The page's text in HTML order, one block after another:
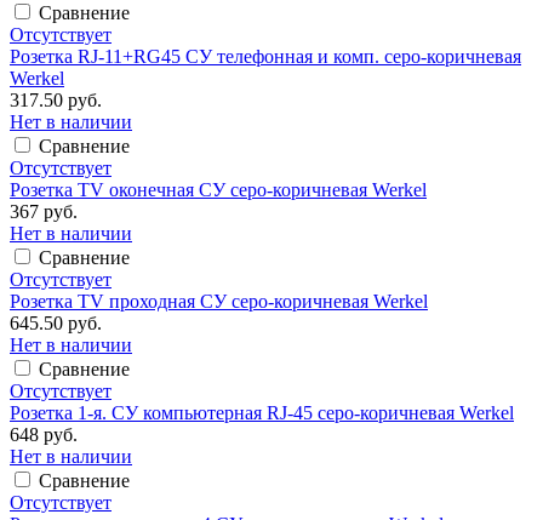
Сравнение
Отсутствует
Розетка RJ-11+RG45 СУ телефонная и комп. серо-коричневая
Werkel
317.50 руб.
Нет в наличии
Сравнение
Отсутствует
Розетка TV оконечная СУ серо-коричневая Werkel
367 руб.
Нет в наличии
Сравнение
Отсутствует
Розетка TV проходная СУ серо-коричневая Werkel
645.50 руб.
Нет в наличии
Сравнение
Отсутствует
Розетка 1-я. СУ компьютерная RJ-45 серо-коричневая Werkel
648 руб.
Нет в наличии
Сравнение
Отсутствует